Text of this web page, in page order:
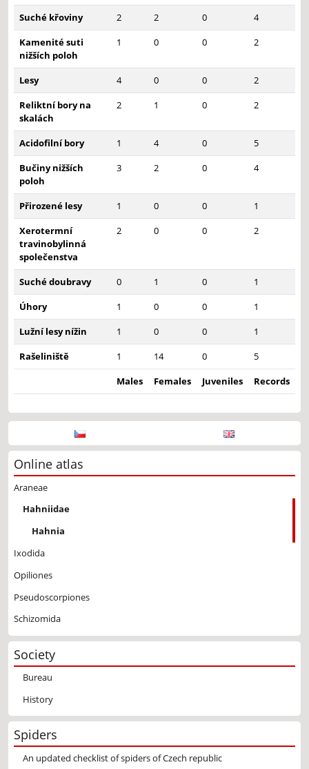
Suché křoviny
2 2 0
4
Kamenité suti
nižších poloh
1 0 0 2
Lesy 4 0 0
2
Reliktní bory na
skalách
2 1 0 2
Acidofilní bory 1 4 0
5
Bučiny nižších
poloh
3 2 0 4
Přirozené lesy 1 0 0
1
Xerotermní
travinobylinná
společenstva
2 0 0 2
Suché doubravy 0 1 0
1
Úhory
1 0 0
1
Lužní lesy nížin
1 0 0
1
Rašeliniště
1 14 0
5
Males
Females Juveniles Records
Online atlas
Araneae
Hahniidae
Hahnia
Ixodida
Opiliones
Pseudoscorpiones
Schizomida
Society
Bureau
History
Spiders
An updated checklist of spiders of Czech republic